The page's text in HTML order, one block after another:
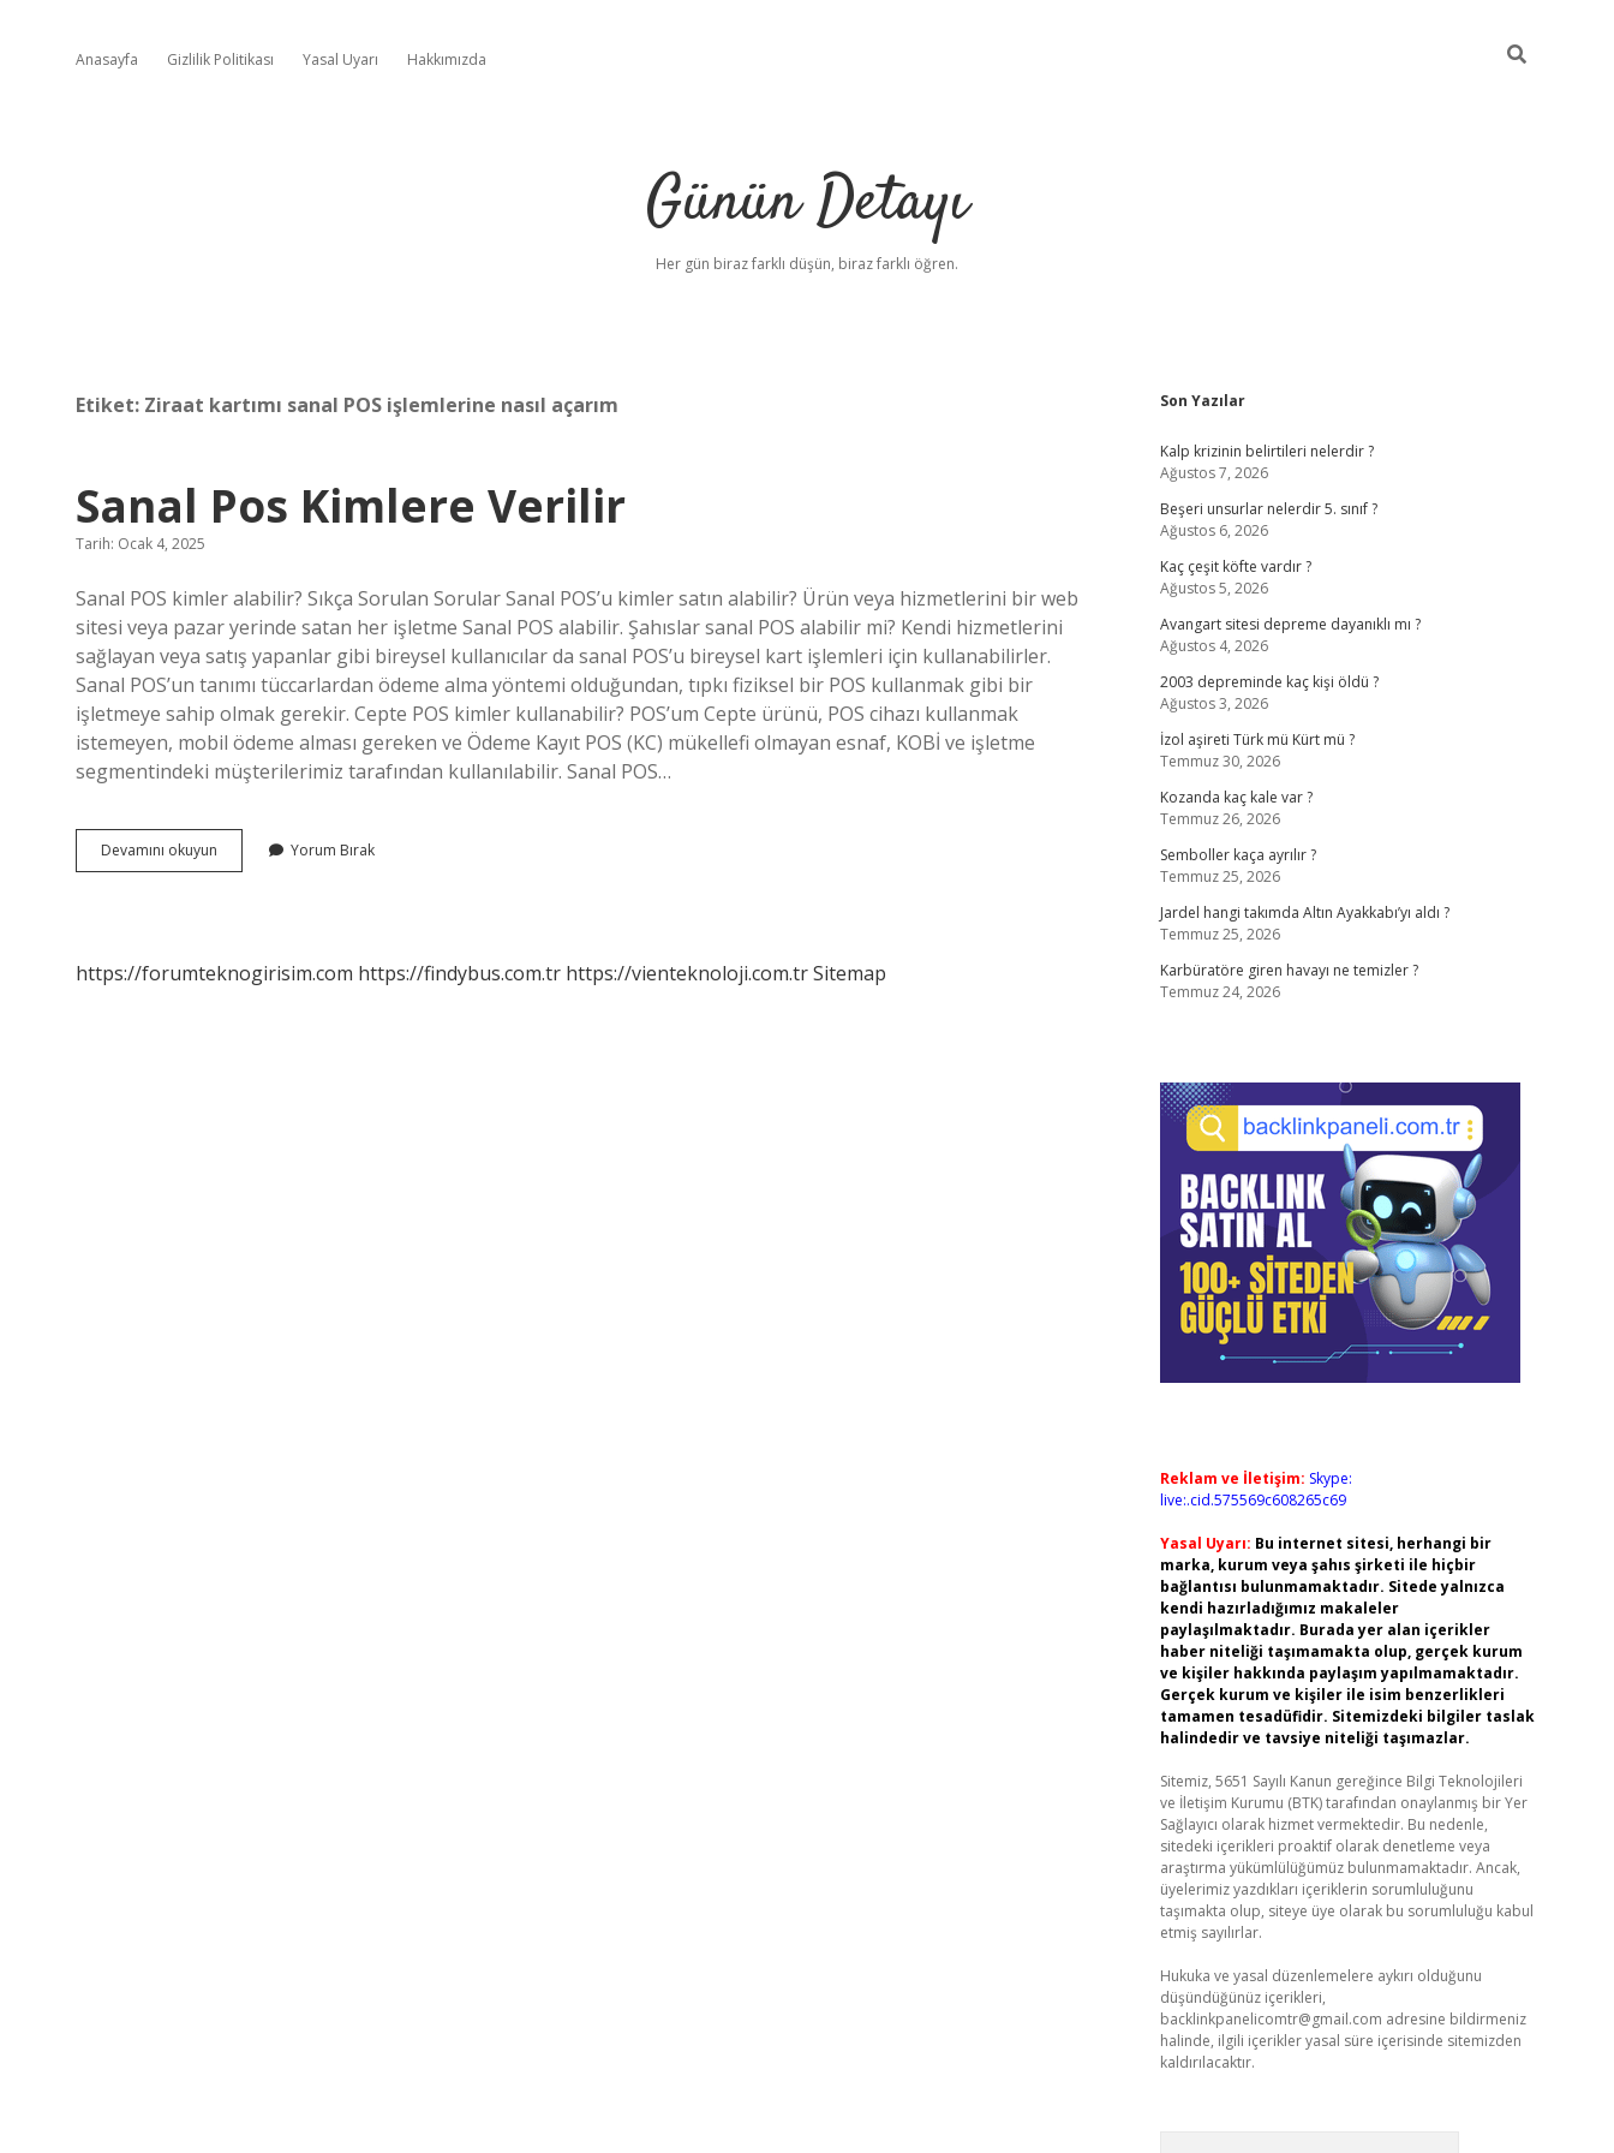
Anasayfa Gizlilik Politikası Yasal Uyarı Hakkımızda
Günün Detayı
Her gün biraz farklı düşün, biraz farklı öğren.
Etiket: Ziraat kartımı sanal POS işlemlerine nasıl açarım
Sanal Pos Kimlere Verilir
Tarih: Ocak 4, 2025
Sanal POS kimler alabilir? Sıkça Sorulan Sorular Sanal POS’u kimler satın alabilir? Ürün veya hizmetlerini bir web
sitesi veya pazar yerinde satan her işletme Sanal POS alabilir. Şahıslar sanal POS alabilir mi? Kendi hizmetlerini
sağlayan veya satış yapanlar gibi bireysel kullanıcılar da sanal POS’u bireysel kart işlemleri için kullanabilirler.
Sanal POS’un tanımı tüccarlardan ödeme alma yöntemi olduğundan, tıpkı fiziksel bir POS kullanmak gibi bir
işletmeye sahip olmak gerekir. Cepte POS kimler kullanabilir? POS’um Cepte ürünü, POS cihazı kullanmak
istemeyen, mobil ödeme alması gereken ve Ödeme Kayıt POS (KC) mükellefi olmayan esnaf, KOBİ ve işletme
segmentindeki müşterilerimiz tarafından kullanılabilir. Sanal POS…
Devamını okuyun
Pos
Yorum Bırak
https://forumteknogirisim.com https://findybus.com.tr https://vienteknoloji.com.trSitemap
Sidebar
Son Yazılar
Kalp krizinin belirtileri nelerdir ?
Ağustos 7, 2026
Beşeri unsurlar nelerdir 5. sınıf ?
Ağustos 6, 2026
Kaç çeşit köfte vardır ?
Ağustos 5, 2026
Avangart sitesi depreme dayanıklı mı ?
Ağustos 4, 2026
2003 depreminde kaç kişi öldü ?
Ağustos 3, 2026
İzol aşireti Türk mü Kürt mü ?
Temmuz 30, 2026
Kozanda kaç kale var ?
Temmuz 26, 2026
Semboller kaça ayrılır ?
Temmuz 25, 2026
Jardel hangi takımda Altın Ayakkabı’yı aldı ?
Temmuz 25, 2026
Karbüratöre giren havayı ne temizler ?
Temmuz 24, 2026
Reklam ve İletişim: Skype:
live:.cid.575569c608265c69
Yasal Uyarı: Bu internet sitesi, herhangi bir
marka, kurum veya şahıs şirketi ile hiçbir
bağlantısı bulunmamaktadır. Sitede yalnızca
kendi hazırladığımız makaleler
paylaşılmaktadır. Burada yer alan içerikler
haber niteliği taşımamakta olup, gerçek kurum
ve kişiler hakkında paylaşım yapılmamaktadır.
Gerçek kurum ve kişiler ile isim benzerlikleri
tamamen tesadüfidir. Sitemizdeki bilgiler taslak
halindedir ve tavsiye niteliği taşımazlar.
Sitemiz, 5651 Sayılı Kanun gereğince Bilgi Teknolojileri
ve İletişim Kurumu (BTK) tarafından onaylanmış bir Yer
Sağlayıcı olarak hizmet vermektedir. Bu nedenle,
sitedeki içerikleri proaktif olarak denetleme veya
araştırma yükümlülüğümüz bulunmamaktadır. Ancak,
üyelerimiz yazdıkları içeriklerin sorumluluğunu
taşımakta olup, siteye üye olarak bu sorumluluğu kabul
etmiş sayılırlar.
Hukuka ve yasal düzenlemelere aykırı olduğunu
düşündüğünüz içerikleri,
backlinkpanelicomtr@gmail.com adresine bildirmeniz
halinde, ilgili içerikler yasal süre içerisinde sitemizden
kaldırılacaktır.